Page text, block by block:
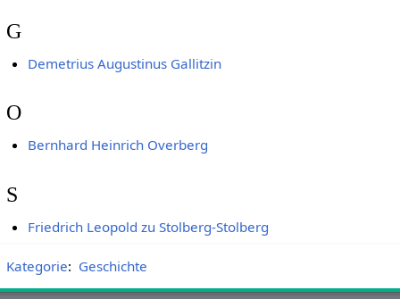
G
Demetrius Augustinus Gallitzin
O
Bernhard Heinrich Overberg
S
Friedrich Leopold zu Stolberg-Stolberg
Kategorie: Geschichte